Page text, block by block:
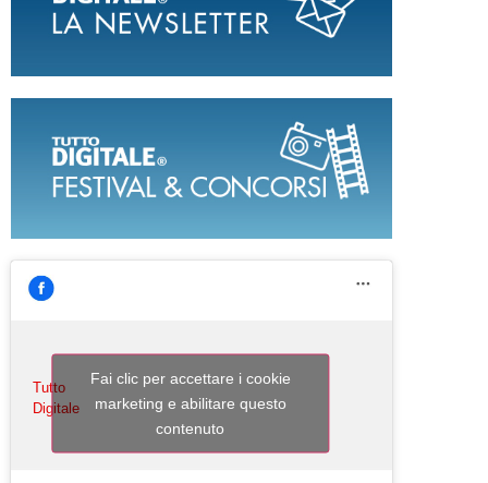
Tutto
Digitale
Fai clic per accettare i cookie
marketing e abilitare questo
contenuto